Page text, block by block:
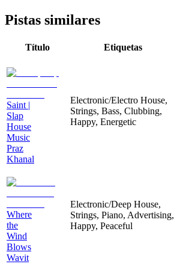
Pistas similares
Título Etiquetas
Saint |
Slap
House
Music
Praz
Khanal
Electronic/Electro House,
Strings, Bass, Clubbing,
Happy, Energetic
Where
the
Wind
Blows
Wavit
Electronic/Deep House,
Strings, Piano, Advertising,
Happy, Peaceful